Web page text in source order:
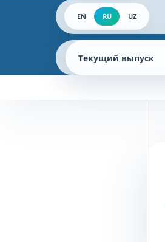
EN RU UZ
Текущий выпуск